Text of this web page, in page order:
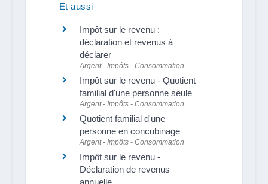
Et aussi
Impôt sur le revenu :
déclaration et revenus à
déclarer
Argent - Impôts - Consommation
Impôt sur le revenu - Quotient
familial d'une personne seule
Argent - Impôts - Consommation
Quotient familial d'une
personne en concubinage
Argent - Impôts - Consommation
Impôt sur le revenu -
Déclaration de revenus
annuelle